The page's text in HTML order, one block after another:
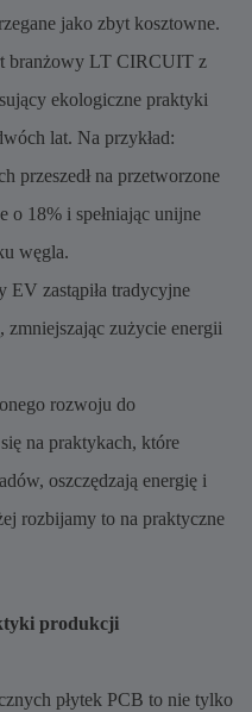
jako zbyt kosztowne.
branżowy LT CIRCUIT z
ekologiczne praktyki
lat. Na przykład:
przeszedł na przetworzone
o 18% i spełniając unijne
węgla.
EV zastąpiła tradycyjne
zużycie energii
rozwoju do
na praktykach, które
oszczędzają energię i
rozbijamy to na praktyczne
produkcji
płytek PCB to nie tylko